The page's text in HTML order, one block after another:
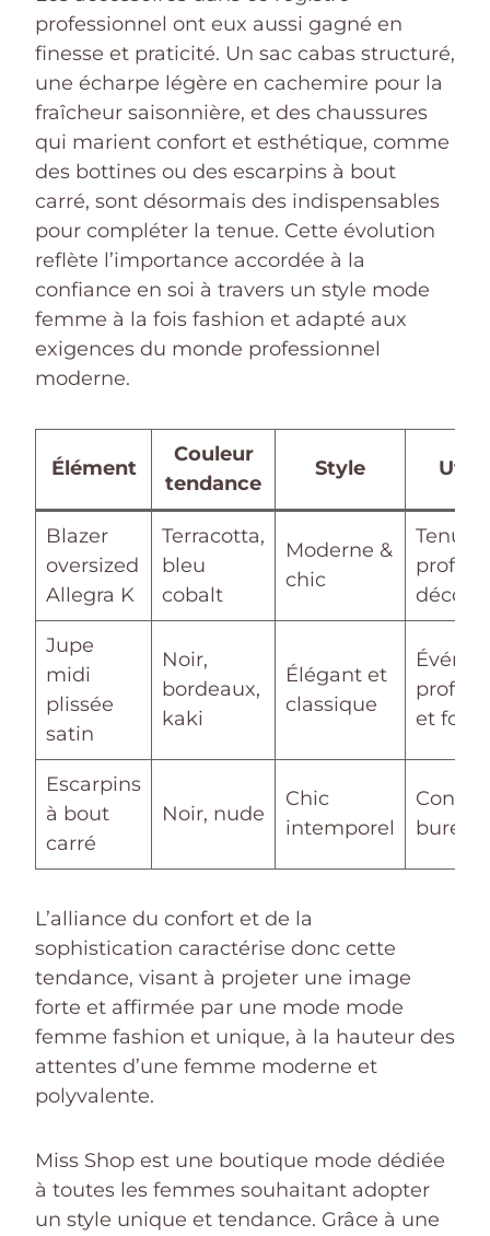
professionnel ont eux aussi gagné en
finesse et praticité. Un sac cabas structuré,
une écharpe légère en cachemire pour la
fraîcheur saisonnière, et des chaussures
qui marient confort et esthétique, comme
des bottines ou des escarpins à bout
carré, sont désormais des indispensables
pour compléter la tenue. Cette évolution
reflète l’importance accordée à la
confiance en soi à travers un style mode
femme à la fois fashion et adapté aux
exigences du monde professionnel
moderne.
Élément
Couleur
tendance
Style
Blazer
oversized
Allegra K
Terracotta,
bleu
cobalt
Moderne &
chic
Tenue
Jupe
midi
plissée
satin
Noir,
bordeaux,
kaki
Élégant et
classique
et
Escarpins
à bout
carré
Noir, nude
Chic
intemporel
bureau
L’alliance du confort et de la
sophistication caractérise donc cette
tendance, visant à projeter une image
forte et affirmée par une mode mode
femme fashion et unique, à la hauteur des
attentes d’une femme moderne et
polyvalente.
Miss Shop est une boutique mode dédiée
à toutes les femmes souhaitant adopter
un style unique et tendance. Grâce à une